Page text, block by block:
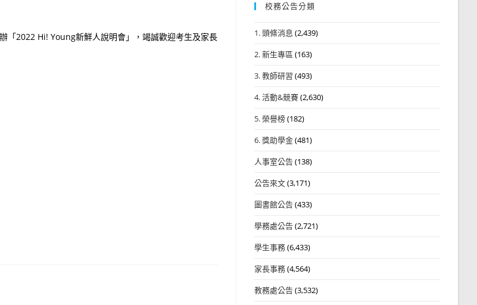
「2022 Hi! Young新鮮人說明會」，竭誠歡迎考生及家長
校務公告分類
1. 頭條消息 (2,439)
2. 新生專區 (163)
3. 教師研習 (493)
4. 活動&競賽(2,630)
5. 榮譽榜(182)
6. 獎助學金(481)
人事室公告(138)
公告來文(3,171)
圖書館公告(433)
學務處公告(2,721)
學生事務(6,433)
家長事務(4,564)
教務處公告(3,532)